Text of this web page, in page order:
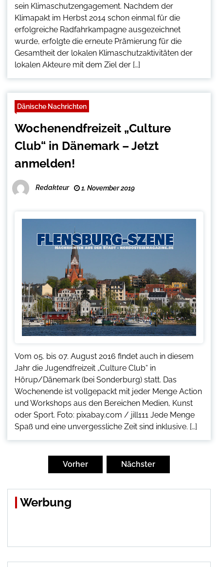
sein Klimaschutzengagement. Nachdem der
Klimapakt im Herbst 2014 schon einmal für die
erfolgreiche Radfahrkampagne ausgezeichnet
wurde, erfolgte die erneute Prämierung für die
Gesamtheit der lokalen Klimaschutzaktivitäten der
lokalen Akteure mit dem Ziel der […]
Dänische Nachrichten
Wochenendfreizeit „Culture
Club“ in Dänemark – Jetzt
anmelden!
Redakteur 1. November 2019
Vom 05. bis 07. August 2016 findet auch in diesem
Jahr die Jugendfreizeit „Culture Club“ in
Hörup/Dänemark (bei Sonderburg) statt. Das
Wochenende ist vollgepackt mit jeder Menge Action
und Workshops aus den Bereichen Medien, Kunst
oder Sport. Foto: pixabay.com / jill111 Jede Menge
Spaß und eine unvergessliche Zeit sind inklusive. […]
Vorher Nächster
Werbung